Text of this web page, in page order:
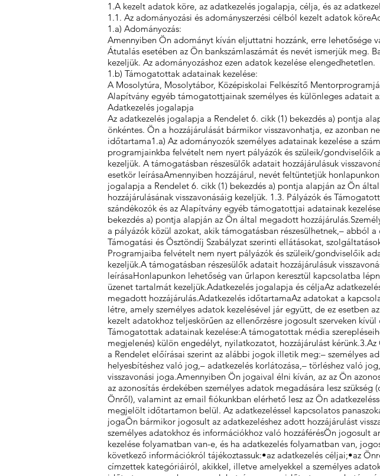
1.A kezelt adatok köre, az adatkezelés jogalapja, célja, és az
1.1. Az adományozási és adományszerzési célból kezelt adatok
1.a) Adományozás:
Amennyiben Ön adományt kíván eljuttatni hozzánk, erre lehetősége
Átutalás esetében az Ön bankszámlaszámát és nevét ismerjük meg.
kezeljük. Az adományozáshoz ezen adatok kezelése elengedhetetlen.
1.b) Támogatottak adatainak kezelése:
A Mosolytúra, Mosolytábor, Középiskolai Felkészítő
Alapítvány egyéb támogatottjainak személyes és különleges adatait
Adatkezelés jogalapja
Az adatkezelés jogalapja a Rendelet 6. cikk (1) bekezdés a) pontja
önkéntes. Ön a hozzájárulását bármikor visszavonhatja, ez azonban
időtartama1.a) Az adományozók személyes adatainak kezelése a
programjainkba felvételt nem nyert pályázók és szüleik/
kezeljük. A támogatásban részesülők adatait hozzájárulásuk
esetkör leírásaAmennyiben hozzájárul, nevét feltüntetjük
jogalapja a Rendelet 6. cikk (1) bekezdés a) pontja alapján az Ön
hozzájárulásának visszavonásáig kezeljük. 1.3. Pályázók és
szándékozók és az Alapítvány egyéb támogatottjai adatainak
bekezdés a) pontja alapján az Ön által megadott
a pályázók közül azokat, akik támogatásban részesülhetnek,–
Támogatási és Ösztöndíj Szabályzat szerinti ellátásokat,
Programjaiba felvételt nem nyert pályázók és szüleik/gondviselőik
kezeljük.A támogatásban részesülők adatait hozzájárulásuk
leírásaHonlapunkon lehetőség van űrlapon keresztül kapcsolatba
üzenet tartalmát kezeljük.Adatkezelés jogalapja és céljaAz
megadott hozzájárulás.Adatkezelés időtartamaAz adatokat a
létre, amely személyes adatok kezelésével jár együtt, de ez
kezelt adatokhoz teljeskörűen az ellenőrzésre jogosult szerveken
Támogatottak adatainak kezelése:A támogatottak média
megjelenés) külön engedélyt, nyilatkozatot, hozzájárulást
a Rendelet előírásai szerint az alábbi jogok illetik meg:– személyes
helyesbítéshez való jog,– adatkezelés korlátozása,– törléshez való
visszavonási joga.Amennyiben Ön jogaival élni kíván, az az Ön
az azonosítás érdekében személyes adatok megadására lesz
Önről), valamint az email fiókunkban elérhető lesz az Ön
megjelölt időtartamon belül. Az adatkezeléssel kapcsolatos
jogaÖn bármikor jogosult az adatkezeléshez adott hozzájárulást
személyes adatokhoz és információkhoz való hozzáférésÖn jogosult
kezelése folyamatban van-e, és ha adatkezelés folyamatban van,
következő információkról tájékoztassuk:•az adatkezelés céljai;•az
címzettek kategóriáiról, akikkel, illetve amelyekkel a személyes